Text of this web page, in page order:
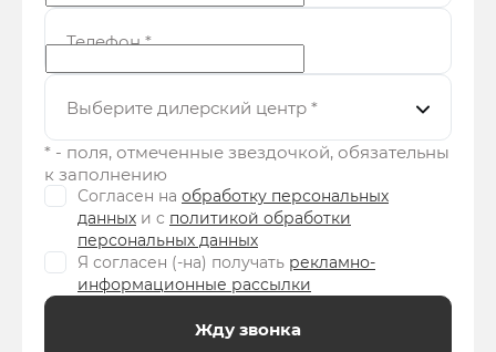
Телефон*
Выберите дилерский центр *
* - поля, отмеченные звездочкой, обязательны
к заполнению
Согласен на обработку персональных
данных и c политикой обработки
персональных данных
Я согласен (-на) получать рекламно-
информационные рассылки
Жду звонка